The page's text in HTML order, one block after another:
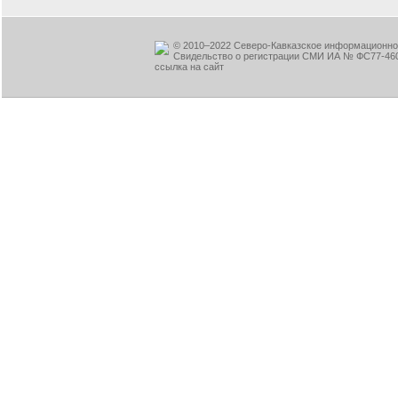
© 2010–2022 Северо-Кавказское
Свидельство о регистрации СМИ ИА № ФС77-
ссылка на сайт